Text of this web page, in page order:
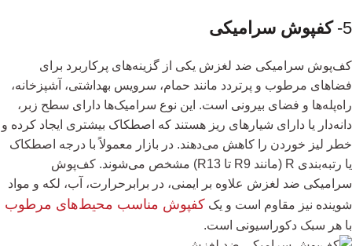
5- کفپوش سرامیکی
کف‌پوش سرامیکی ضد لغزش یکی از گزینه‌های پرکاربرد برای
فضاهای مرطوب و پرتردد مانند حمام، سرویس بهداشتی، آشپزخانه،
راه‌پله‌ها و فضای بیرونی است. این نوع سرامیک‌ها دارای سطح زبر،
دانه‌دار یا دارای شیارهای ریز هستند که اصطکاک بیشتری ایجاد کرده و
خطر لیز خوردن را کاهش می‌دهند. در بازار معمولاً با درجه اصطکاک
یا رتبه‌بندی R (مانند R9 تا R13) مشخص می‌شوند. کف‌پوش
سرامیکی ضد لغزش علاوه‌ بر ایمنی، در برابرحرارت، آب، لکه و مواد
شوینده نیز مقاوم است و یک کفپوش مناسب محیط‌های مرطوب
با هر سبک دکوراسیونی است.